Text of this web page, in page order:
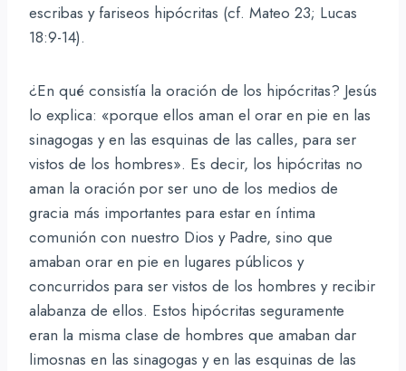
escribas y fariseos hipócritas (cf. Mateo 23; Lucas
18:9-14).
¿En qué consistía la oración de los hipócritas? Jesús
lo explica: «porque ellos aman el orar en pie en las
sinagogas y en las esquinas de las calles, para ser
vistos de los hombres». Es decir, los hipócritas no
aman la oración por ser uno de los medios de
gracia más importantes para estar en íntima
comunión con nuestro Dios y Padre, sino que
amaban orar en pie en lugares públicos y
concurridos para ser vistos de los hombres y recibir
alabanza de ellos. Estos hipócritas seguramente
eran la misma clase de hombres que amaban dar
limosnas en las sinagogas y en las esquinas de las